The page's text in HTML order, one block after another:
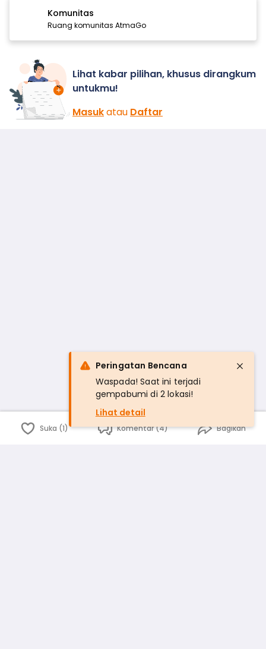
Komunitas
Ruang komunitas AtmaGo
Lihat kabar pilihan, khusus dirangkum
untukmu!
Masukatau Daftar
Suka (1) Komentar (4) Bagikan
Peringatan Bencana
Waspada! Saat ini terjadi
gempabumi di 2 lokasi!
Lihat detail